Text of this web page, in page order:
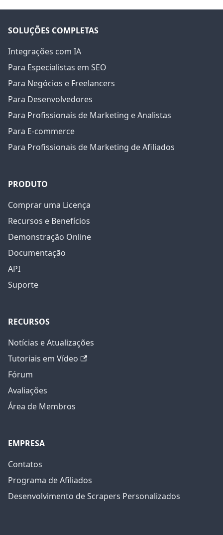
SOLUÇÕES COMPLETAS
Integrações com IA
Para Especialistas em SEO
Para Negócios e Freelancers
Para Desenvolvedores
Para Profissionais de Marketing e Analistas
Para E-commerce
Para Profissionais de Marketing de Afiliados
PRODUTO
Comprar uma Licença
Recursos e Benefícios
Demonstração Online
Documentação
API
Suporte
RECURSOS
Notícias e Atualizações
Tutoriais em Vídeo
Fórum
Avaliações
Área de Membros
EMPRESA
Contatos
Programa de Afiliados
Desenvolvimento de Scrapers Personalizados